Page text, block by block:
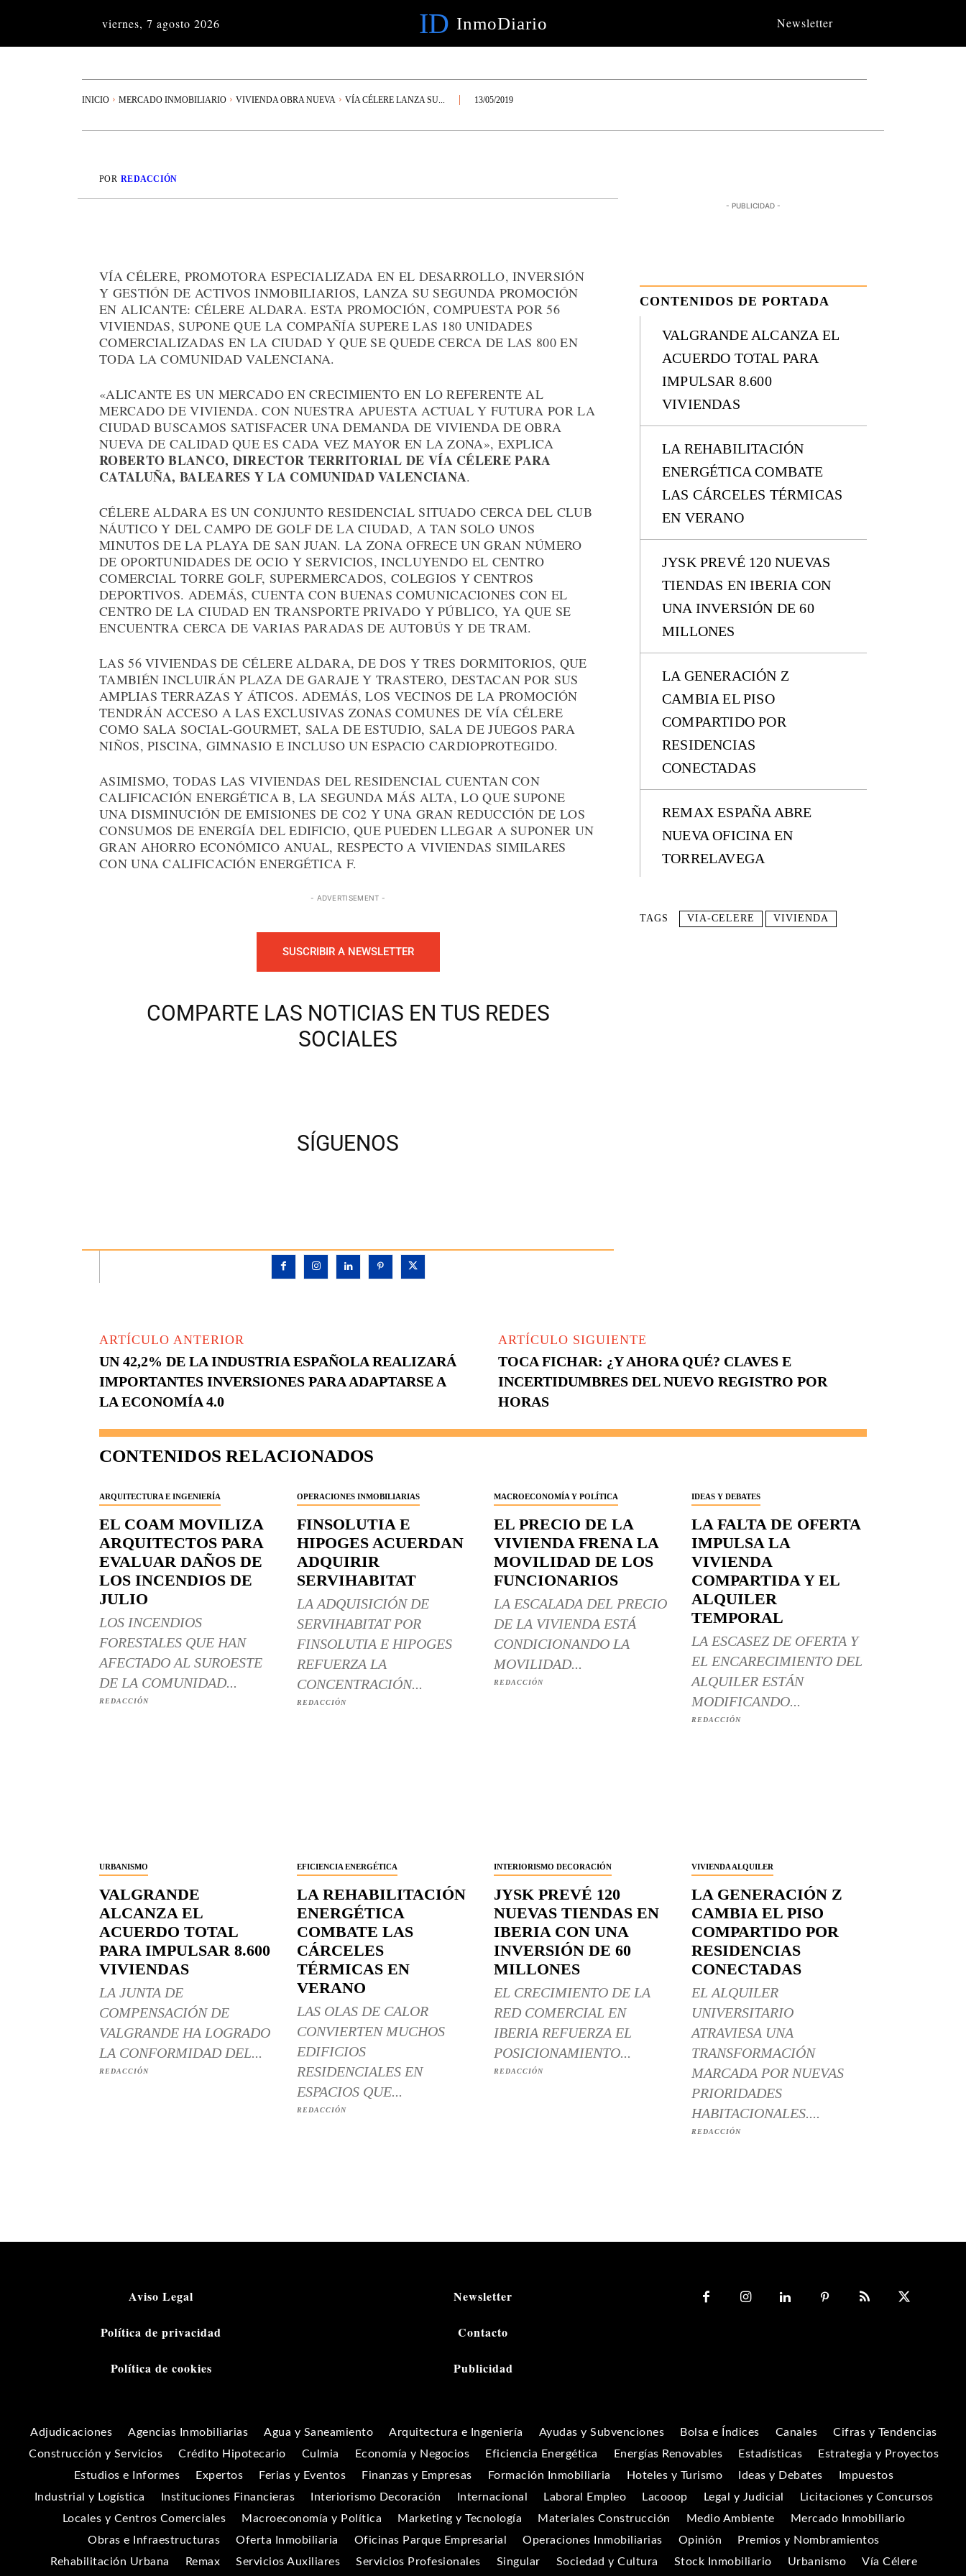
viernes, 7 agosto 2026 ID InmoDiario Newsletter
INICIO MERCADO INMOBILIARIO VIVIENDA OBRA NUEVA VÍA CÉLERE LANZA SU... 13/05/2019
POR REDACCIÓN
VÍA CÉLERE, PROMOTORA ESPECIALIZADA EN EL DESARROLLO, INVERSIÓN
Y GESTIÓN DE ACTIVOS INMOBILIARIOS, LANZA SU SEGUNDA PROMOCIÓN
EN ALICANTE: CÉLERE ALDARA. ESTA PROMOCIÓN, COMPUESTA POR 56
VIVIENDAS, SUPONE QUE LA COMPAÑÍA SUPERE LAS 180 UNIDADES
COMERCIALIZADAS EN LA CIUDAD Y QUE SE QUEDE CERCA DE LAS 800 EN
TODA LA COMUNIDAD VALENCIANA.
«ALICANTE ES UN MERCADO EN CRECIMIENTO EN LO REFERENTE AL
MERCADO DE VIVIENDA. CON NUESTRA APUESTA ACTUAL Y FUTURA POR LA
CIUDAD BUSCAMOS SATISFACER UNA DEMANDA DE VIVIENDA DE OBRA
NUEVA DE CALIDAD QUE ES CADA VEZ MAYOR EN LA ZONA», EXPLICA
ROBERTO BLANCO, DIRECTOR TERRITORIAL DE VÍA CÉLERE PARA
CATALUÑA, BALEARES Y LA COMUNIDAD VALENCIANA.
CÉLERE ALDARA ES UN CONJUNTO RESIDENCIAL SITUADO CERCA DEL CLUB
NÁUTICO Y DEL CAMPO DE GOLF DE LA CIUDAD, A TAN SOLO UNOS
MINUTOS DE LA PLAYA DE SAN JUAN. LA ZONA OFRECE UN GRAN NÚMERO
DE OPORTUNIDADES DE OCIO Y SERVICIOS, INCLUYENDO EL CENTRO
COMERCIAL TORRE GOLF, SUPERMERCADOS, COLEGIOS Y CENTROS
DEPORTIVOS. ADEMÁS, CUENTA CON BUENAS COMUNICACIONES CON EL
CENTRO DE LA CIUDAD EN TRANSPORTE PRIVADO Y PÚBLICO, YA QUE SE
ENCUENTRA CERCA DE VARIAS PARADAS DE AUTOBÚS Y DE TRAM.
LAS 56 VIVIENDAS DE CÉLERE ALDARA, DE DOS Y TRES DORMITORIOS, QUE
TAMBIÉN INCLUIRÁN PLAZA DE GARAJE Y TRASTERO, DESTACAN POR SUS
AMPLIAS TERRAZAS Y ÁTICOS. ADEMÁS, LOS VECINOS DE LA PROMOCIÓN
TENDRÁN ACCESO A LAS EXCLUSIVAS ZONAS COMUNES DE VÍA CÉLERE
COMO SALA SOCIAL-GOURMET, SALA DE ESTUDIO, SALA DE JUEGOS PARA
NIÑOS, PISCINA, GIMNASIO E INCLUSO UN ESPACIO CARDIOPROTEGIDO.
ASIMISMO, TODAS LAS VIVIENDAS DEL RESIDENCIAL CUENTAN CON
CALIFICACIÓN ENERGÉTICA B, LA SEGUNDA MÁS ALTA, LO QUE SUPONE
UNA DISMINUCIÓN DE EMISIONES DE CO2 Y UNA GRAN REDUCCIÓN DE LOS
CONSUMOS DE ENERGÍA DEL EDIFICIO, QUE PUEDEN LLEGAR A SUPONER UN
GRAN AHORRO ECONÓMICO ANUAL, RESPECTO A VIVIENDAS SIMILARES
CON UNA CALIFICACIÓN ENERGÉTICA F.
- ADVERTISEMENT -
SUSCRIBIR A NEWSLETTER
COMPARTE LAS NOTICIAS EN TUS REDES
SOCIALES
SÍGUENOS
- PUBLICIDAD -
CONTENIDOS DE PORTADA
VALGRANDE ALCANZA EL
ACUERDO TOTAL PARA
IMPULSAR 8.600
VIVIENDAS
LA REHABILITACIÓN
ENERGÉTICA COMBATE
LAS CÁRCELES TÉRMICAS
EN VERANO
JYSK PREVÉ 120 NUEVAS
TIENDAS EN IBERIA CON
UNA INVERSIÓN DE 60
MILLONES
LA GENERACIÓN Z
CAMBIA EL PISO
COMPARTIDO POR
RESIDENCIAS
CONECTADAS
REMAX ESPAÑA ABRE
NUEVA OFICINA EN
TORRELAVEGA
TAGS VIA-CELERE VIVIENDA
ARTÍCULO ANTERIOR
UN 42,2% DE LA INDUSTRIA ESPAÑOLA REALIZARÁ
IMPORTANTES INVERSIONES PARA ADAPTARSE A
LA ECONOMÍA 4.0
ARTÍCULO SIGUIENTE
TOCA FICHAR: ¿Y AHORA QUÉ? CLAVES E
INCERTIDUMBRES DEL NUEVO REGISTRO POR
HORAS
CONTENIDOS RELACIONADOS
ARQUITECTURA E INGENIERÍA
EL COAM MOVILIZA
ARQUITECTOS PARA
EVALUAR DAÑOS DE
LOS INCENDIOS DE
JULIO
LOS INCENDIOS
FORESTALES QUE HAN
AFECTADO AL SUROESTE
DE LA COMUNIDAD...
REDACCIÓN
OPERACIONES INMOBILIARIAS
FINSOLUTIA E
HIPOGES ACUERDAN
ADQUIRIR
SERVIHABITAT
LA ADQUISICIÓN DE
SERVIHABITAT POR
FINSOLUTIA E HIPOGES
REFUERZA LA
CONCENTRACIÓN...
REDACCIÓN
MACROECONOMÍA Y POLÍTICA
EL PRECIO DE LA
VIVIENDA FRENA LA
MOVILIDAD DE LOS
FUNCIONARIOS
LA ESCALADA DEL PRECIO
DE LA VIVIENDA ESTÁ
CONDICIONANDO LA
MOVILIDAD...
REDACCIÓN
IDEAS Y DEBATES
LA FALTA DE OFERTA
IMPULSA LA
VIVIENDA
COMPARTIDA Y EL
ALQUILER
TEMPORAL
LA ESCASEZ DE OFERTA Y
EL ENCARECIMIENTO DEL
ALQUILER ESTÁN
MODIFICANDO...
REDACCIÓN
URBANISMO
VALGRANDE
ALCANZA EL
ACUERDO TOTAL
PARA IMPULSAR 8.600
VIVIENDAS
LA JUNTA DE
COMPENSACIÓN DE
VALGRANDE HA LOGRADO
LA CONFORMIDAD DEL...
REDACCIÓN
EFICIENCIA ENERGÉTICA
LA REHABILITACIÓN
ENERGÉTICA
COMBATE LAS
CÁRCELES
TÉRMICAS EN
VERANO
LAS OLAS DE CALOR
CONVIERTEN MUCHOS
EDIFICIOS
RESIDENCIALES EN
ESPACIOS QUE...
REDACCIÓN
INTERIORISMO DECORACIÓN
JYSK PREVÉ 120
NUEVAS TIENDAS EN
IBERIA CON UNA
INVERSIÓN DE 60
MILLONES
EL CRECIMIENTO DE LA
RED COMERCIAL EN
IBERIA REFUERZA EL
POSICIONAMIENTO...
REDACCIÓN
VIVIENDA ALQUILER
LA GENERACIÓN Z
CAMBIA EL PISO
COMPARTIDO POR
RESIDENCIAS
CONECTADAS
EL ALQUILER
UNIVERSITARIO
ATRAVIESA UNA
TRANSFORMACIÓN
MARCADA POR NUEVAS
PRIORIDADES
HABITACIONALES....
REDACCIÓN
Aviso Legal
Política de privacidad
Política de cookies
Newsletter
Contacto
Publicidad
Adjudicaciones Agencias Inmobiliarias Agua y Saneamiento Arquitectura e Ingeniería Ayudas y Subvenciones Bolsa e Índices Canales
Cifras y Tendencias
Construcción y Servicios
Crédito Hipotecario Culmia Economía y Negocios Eficiencia Energética Energías Renovables Estadísticas
Estrategia y Proyectos
Estudios e Informes
Expertos Ferias y Eventos Finanzas y Empresas Formación Inmobiliaria Hoteles y Turismo Ideas y Debates
Impuestos
Industrial y Logística
Instituciones Financieras Interiorismo Decoración Internacional Laboral Empleo Lacooop Legal y Judicial
Licitaciones y Concursos
Locales y Centros Comerciales
Macroeconomía y Política Marketing y Tecnología Materiales Construcción Medio Ambiente
Mercado Inmobiliario
Obras e Infraestructuras
Oferta Inmobiliaria Oficinas Parque Empresarial Operaciones Inmobiliarias Opinión
Premios y Nombramientos
Rehabilitación Urbana
Remax Servicios Auxiliares Servicios Profesionales Singular Sociedad y Cultura Stock Inmobiliario Urbanismo Vía Célere